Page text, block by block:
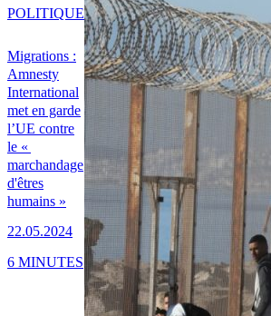
Migrations :
Amnesty
International
met en garde
l’UE contre
le «
marchandage
d'êtres
humains »
22.05.2024
POLITIQUE
6 MINUTES